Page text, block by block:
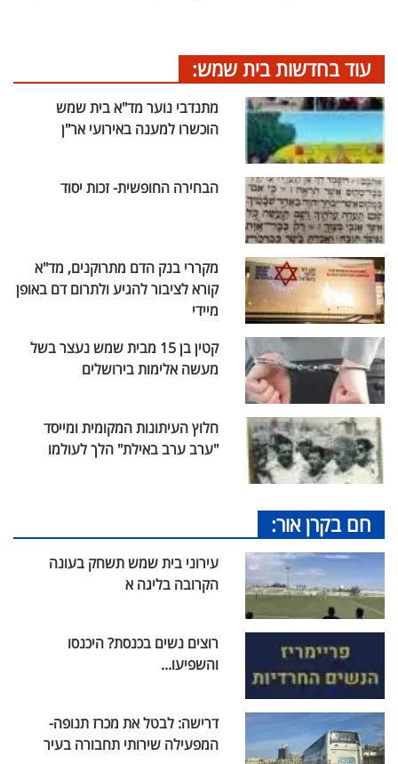
עוד בחדשות בית שמש:
מתנדבי נוער מד"א בית שמש
הוכשרו למענה באירועי אר"ן
הבחירה החופשית- זכות יסוד
מקררי בנק הדם מתרוקנים, מד"א
קורא לציבור להגיע ולתרום דם באופן
מיידי
קטין בן 15 מבית שמש נעצר בשל
מעשה אלימות בירושלים
חלוץ העיתונות המקומית ומייסד
"ערב ערב באילת" הלך לעולמו
חם בקרן אור:
עירוני בית שמש תשחק בעונה
הקרובה בליגה א
רוצים נשים בכנסת? היכנסו
והשפיעו...
דרישה: לבטל את מכרז תנופה-
המפעילה שירותי תחבורה בעיר